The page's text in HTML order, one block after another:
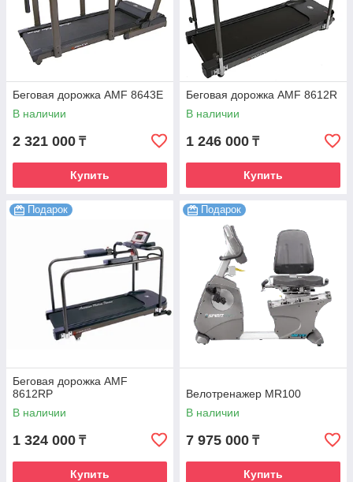
Беговая дорожка AMF 8643Е
В наличии
2 321 000 ₸
Купить
Беговая дорожка AMF 8612R
В наличии
1 246 000 ₸
Купить
Подарок
Беговая дорожка AMF
8612RP
В наличии
1 324 000 ₸
Купить
Подарок
Велотренажер MR100
В наличии
7 975 000 ₸
Купить